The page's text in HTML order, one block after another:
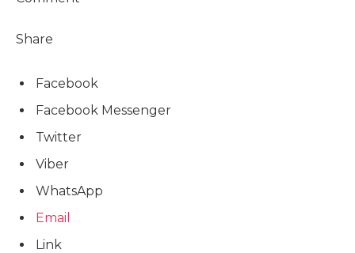
Share
Facebook
Facebook Messenger
Twitter
Viber
WhatsApp
Email
Link